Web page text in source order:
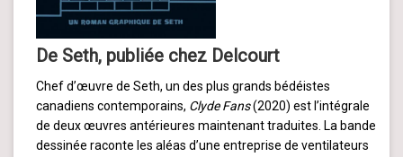
De Seth, publiée chez Delcourt
Chef d’œuvre de Seth, un des plus grands bédéistes
canadiens contemporains, Clyde Fans(2020) est l’intégrale
de deux œuvres antérieures maintenant traduites. La bande
dessinée raconte les aléas d’une entreprise de ventilateurs